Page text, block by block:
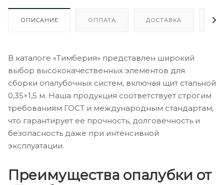
ОПИСАНИЕ ОПЛАТА ДОСТАВКА
В каталоге «Тимберия» представлен широкий
выбор высококачественных элементов для
сборки опалубочных систем, включая щит стальной
0,35×1,5 м. Наша продукция соответствует строгим
требованиям ГОСТ и международным стандартам,
что гарантирует ее прочность, долговечность и
безопасность даже при интенсивной
эксплуатации.
Преимущества опалубки от